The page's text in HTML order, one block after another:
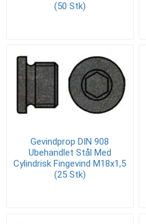
(50 Stk)
Gevindprop DIN 908
Ubehandlet Stål Med
Cylindrisk Fingevind M18x1,5
(25 Stk)